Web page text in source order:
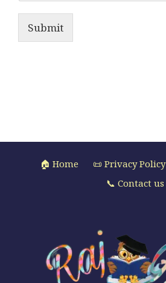
Submit
🏠 Home 📜 Privacy Policy
📞 Contact us